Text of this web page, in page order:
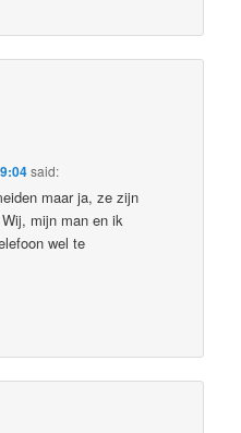
said:
maar ja, ze zijn
mijn man en ik
wel te